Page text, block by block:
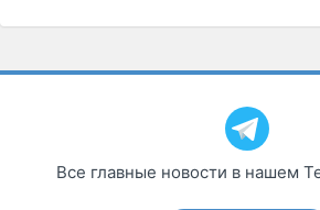
Все главные новости в нашем